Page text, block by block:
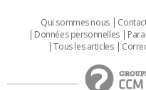
Qui sommes nous
Données personnelles
Tous les articles